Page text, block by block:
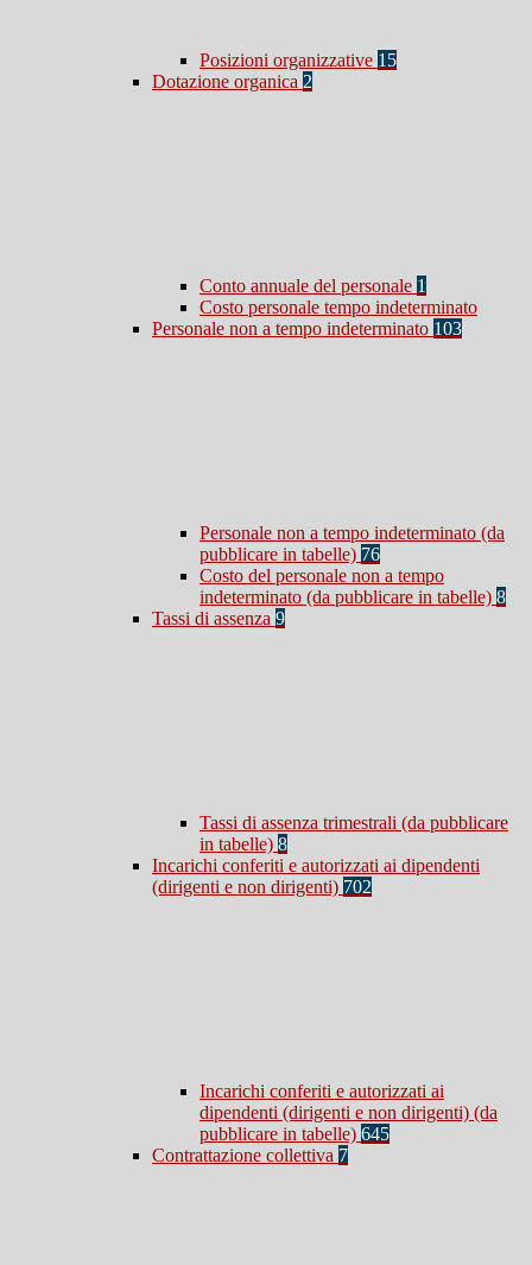
Posizioni organizzative 15
Dotazione organica 2
Conto annuale del personale 1
Costo personale tempo indeterminato
Personale non a tempo indeterminato 103
Personale non a tempo indeterminato (da
pubblicare in tabelle) 76
Costo del personale non a tempo
indeterminato (da pubblicare in tabelle) 8
Tassi di assenza 9
Tassi di assenza trimestrali (da pubblicare
in tabelle) 8
Incarichi conferiti e autorizzati ai dipendenti
(dirigenti e non dirigenti) 702
Incarichi conferiti e autorizzati ai
dipendenti (dirigenti e non dirigenti) (da
pubblicare in tabelle) 645
Contrattazione collettiva 7